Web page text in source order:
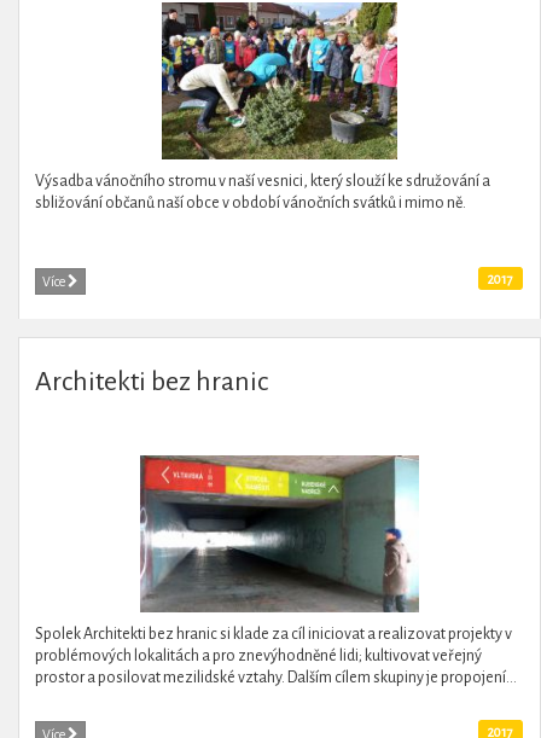
Výsadba vánočního stromu v naší vesnici, který slouží ke sdružování a
sbližování občanů naší obce v období vánočních svátků i mimo ně.
Více 2017
Architekti bez hranic
Spolek Architekti bez hranic si klade za cíl iniciovat a realizovat projekty v
problémových lokalitách a pro znevýhodněné lidi; kultivovat veřejný
prostor a posilovat mezilidské vztahy. Dalším cílem skupiny je propojení...
Více 2017